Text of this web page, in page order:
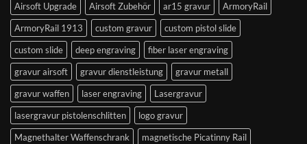
Airsoft Upgrade
Airsoft Zubehör ar15 gravur
ArmoryRail
ArmoryRail 1913
custom gravur
custom pistol slide
custom slide
deep engraving
fiber laser engraving
gravur airsoft
gravur dienstleistung
gravur metall
gravur waffen
laser engraving
Lasergravur
lasergravur pistolenschlitten
logo gravur
Magnethalter Waffenschrank
magnetische Picatinny Rail